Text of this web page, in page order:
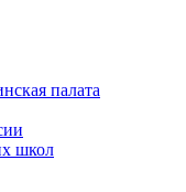
палата
школ